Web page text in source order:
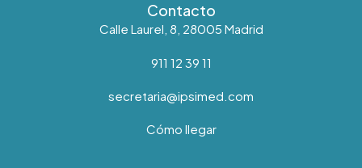
Contacto
Calle Laurel, 8, 28005 Madrid
911 12 39 11
secretaria@ipsimed.com
Cómo llegar